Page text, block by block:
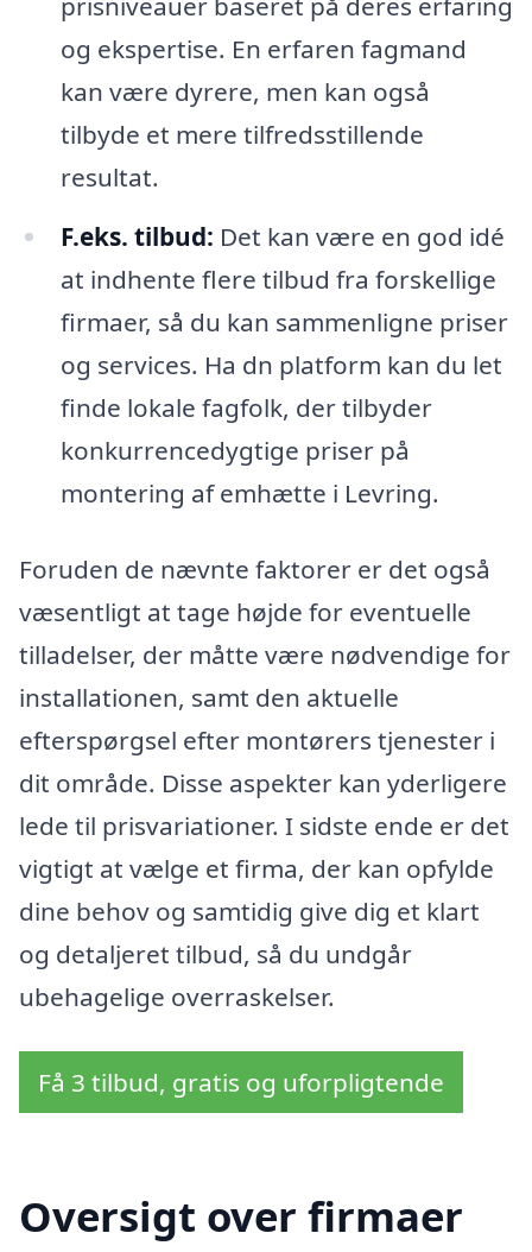
og ekspertise. En erfaren fagmand
kan være dyrere, men kan også
tilbyde et mere tilfredsstillende
resultat.
F.eks. tilbud: Det kan være en god idé
at indhente flere tilbud fra forskellige
firmaer, så du kan sammenligne priser
og services. На dn platform kan du let
finde lokale fagfolk, der tilbyder
konkurrencedygtige priser på
montering af emhætte i Levring.
Foruden de nævnte faktorer er det også
væsentligt at tage højde for eventuelle
tilladelser, der måtte være nødvendige for
installationen, samt den aktuelle
efterspørgsel efter montørers tjenester i
dit område. Disse aspekter kan yderligere
lede til prisvariationer. I sidste ende er det
vigtigt at vælge et firma, der kan opfylde
dine behov og samtidig give dig et klart
og detaljeret tilbud, så du undgår
ubehagelige overraskelser.
Få 3 tilbud, gratis og uforpligtende
Oversigt over firmaer